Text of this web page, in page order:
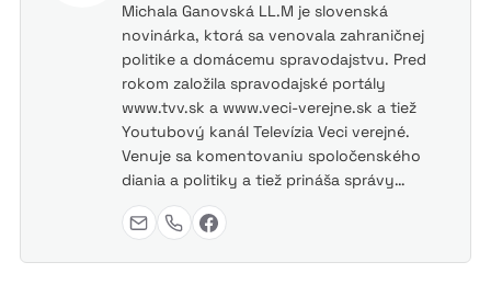
Michala Ganovská LL.M je slovenská
novinárka, ktorá sa venovala zahraničnej
politike a domácemu spravodajstvu. Pred
rokom založila spravodajské portály
www.tvv.sk a www.veci-verejne.sk a tiež
Youtubový kanál Televízia Veci verejné.
Venuje sa komentovaniu spoločenského
diania a politiky a tiež prináša správy…